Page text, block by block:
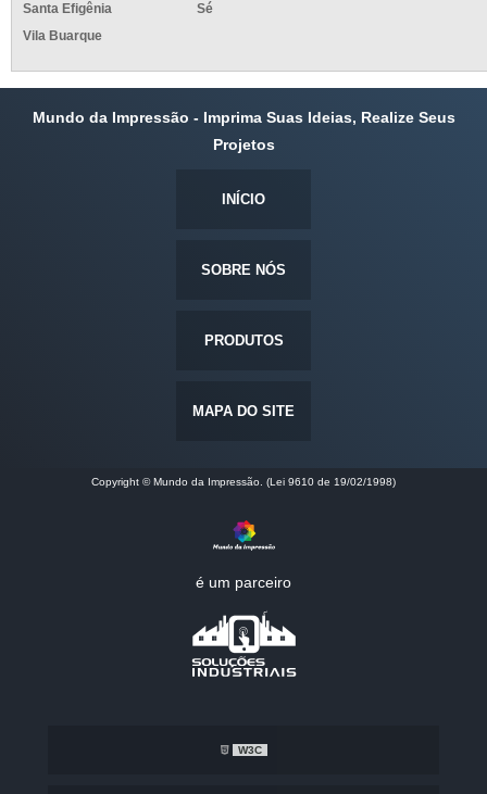
Santa Efigênia
Sé
Vila Buarque
Mundo da Impressão - Imprima Suas Ideias, Realize Seus
Projetos
INÍCIO
SOBRE NÓS
PRODUTOS
MAPA DO SITE
Copyright © Mundo da Impressão. (Lei 9610 de 19/02/1998)
é um parceiro
W3C